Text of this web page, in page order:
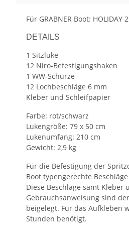
Für GRABNER Boot: HOLIDAY 2
DETAILS
1 Sitzluke
12 Niro-Befestigungshaken
1 WW-Schürze
12 Lochbeschläge 6 mm
Kleber und Schleifpapier
Farbe: rot/schwarz
Lukengröße: 79 x 50 cm
Lukenumfang: 210 cm
Gewicht: 2,9 kg
Für die Befestigung der
Boot typengerechte
Diese Beschläge samt
Gebrauchsanweisung sind
beigelegt. Für das Aufkleben
Stunden benötigt.